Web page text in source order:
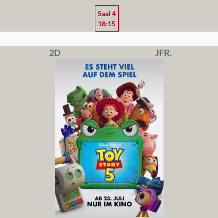
Saal 4
18:15
2D JFR.